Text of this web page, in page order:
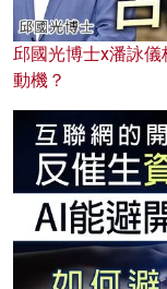
邱國光博士x潘詠
動機？